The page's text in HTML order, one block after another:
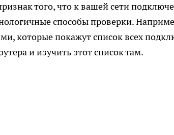
того, что к вашей сети
способы проверки.
которые покажут список всех
и изучить этот список там.